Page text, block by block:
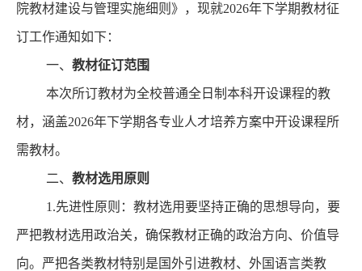
院教材建设与管理实施细则 》 ，现就2026年下学期教材征
订工作通知如下：
一、 教材征订范围
本次所订教材为全校普通全日制本科开设课程的教
材，涵盖2026年下学期各专业人才培养方案中开设课程所
需教材。
二、 教材选用 原则
1.先进性原则：教材选用要坚持正确的思想导向， 要
严把教材选用政治关， 确保教材正确的政治方向、价值导
向。 严把各类教材特别是国外引进教材、外国语言类教